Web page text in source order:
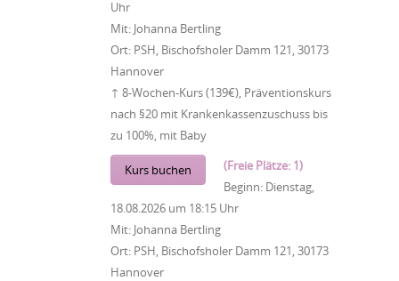
Uhr
Mit: Johanna Bertling
Ort: PSH, Bischofsholer Damm 121, 30173
Hannover
↑ 8-Wochen-Kurs (139€), Präventionskurs
nach §20 mit Krankenkassenzuschuss bis
zu 100%, mit Baby
Kurs buchen
(Freie Plätze: 1)
Beginn: Dienstag,
18.08.2026 um 18:15 Uhr
Mit: Johanna Bertling
Ort: PSH, Bischofsholer Damm 121, 30173
Hannover